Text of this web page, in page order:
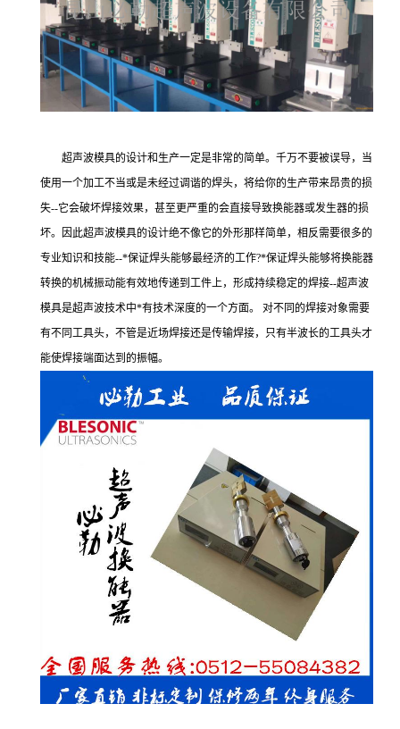
超声波模具的设计和生产一定是非常的简单。千万不要被误导，当
使用一个加工不当或是未经过调谐的焊头，将给你的生产带来昂贵的损
失--它会破坏焊接效果，甚至更严重的会直接导致换能器或发生器的损
坏。因此超声波模具的设计绝不像它的外形那样简单，相反需要很多的
专业知识和技能--*保证焊头能够最经济的工作?*保证焊头能够将换能器
转换的机械振动能有效地传递到工件上，形成持续稳定的焊接--超声波
模具是超声波技术中*有技术深度的一个方面。 对不同的焊接对象需要
有不同工具头，不管是近场焊接还是传输焊接，只有半波长的工具头才
能使焊接端面达到的振幅。